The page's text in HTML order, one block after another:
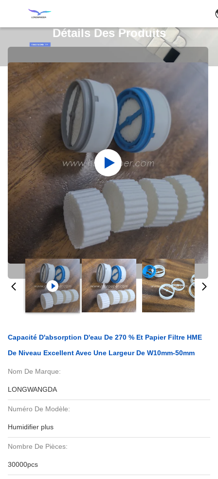
Détails Des Produits
Capacité D'absorption D'eau De 270 % Et Papier Filtre HME
De Niveau Excellent Avec Une Largeur De W10mm-50mm
Nom De Marque:
LONGWANGDA
Numéro De Modèle:
Humidifier plus
Nombre De Pièces:
30000pcs